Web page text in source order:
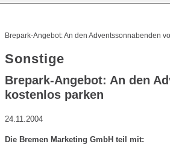
Brepark-Angebot: An den Adventssonnabenden
Sonstige
Brepark-Angebot: An den
kostenlos parken
24.11.2004
Die Bremen Marketing GmbH teil mit: